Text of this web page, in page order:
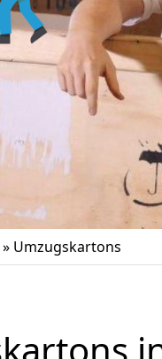
» Umzugskartons